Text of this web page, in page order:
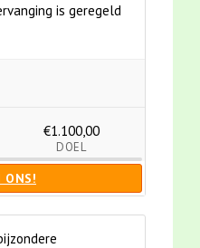
is geregeld
€1.100,00
DOEL
ONS!